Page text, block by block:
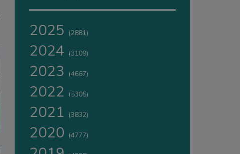
2025 (2881)
2024 (3109)
2023 (4667)
2022 (5305)
2021 (3832)
2020 (4777)